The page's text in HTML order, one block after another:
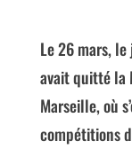
Le 26 mars,
avait quitté la
Marseille, où
compétitions